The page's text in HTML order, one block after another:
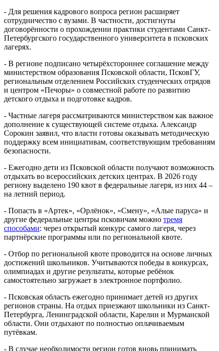
- Для решения кадрового вопроса регион расширяет
сотрудничество с вузами. В частности, достигнуты
договорённости о прохождении практики студентами Санкт-
Петербургского государственного университета в псковских
лагерях.
- В регионе подписано четырёхстороннее соглашение между
министерством образования Псковской области, ПсковГУ,
региональным отделением Российских студенческих отрядов
и центром «Печоры» о совместной работе по развитию
детского отдыха и подготовке кадров.
- Частные лагеря рассматриваются министерством как важное
дополнение к существующей системе отдыха. Александр
Сорокин заявил, что власти готовы оказывать методическую
поддержку всем инициативам, соответствующим требованиям
безопасности.
- Ежегодно дети из Псковской области получают возможность
отдыхать во всероссийских детских центрах. В 2026 году
региону выделено 190 квот в федеральные лагеря, из них 44 –
на летний период.
- Попасть в «Артек», «Орлёнок», «Смену», «Алые паруса» и
другие федеральные центры псковичам можно тремя
способами: через открытый конкурс самого лагеря, через
партнёрские программы или по региональной квоте.
- Отбор по региональной квоте проводится на основе личных
достижений школьников. Учитываются победы в конкурсах,
олимпиадах и другие результаты, которые ребёнок
самостоятельно загружает в электронное портфолио.
- Псковская область ежегодно принимает детей из других
регионов страны. На отдых приезжают школьники из Санкт-
Петербурга, Ленинградской области, Карелии и Мурманской
области. Они отдыхают по полностью оплачиваемым
путёвкам.
- В случае необходимости регион готов вновь принимать